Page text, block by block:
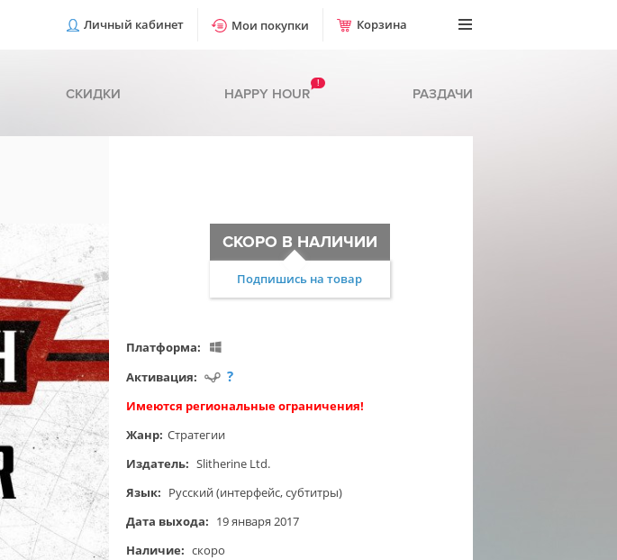
Личный кабинет Мои покупки Корзина
СКИДКИ HAPPY HOUR
!
РАЗДАЧИ
СКОРО В НАЛИЧИИ
Подпишись на товар
Платформа:
Активация:
?
Имеются региональные ограничения!
Жанр: Стратегии
Издатель: Slitherine Ltd.
Язык: Русский (интерфейс, субтитры)
Дата выхода: 19 января 2017
Наличие: скоро